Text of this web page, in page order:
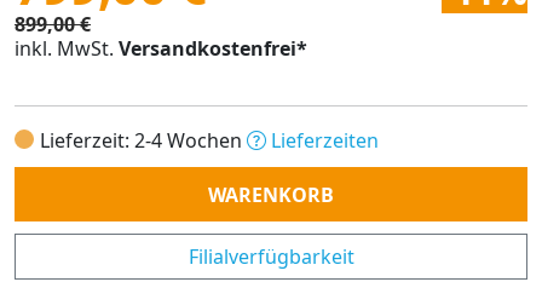
899,00 €
inkl. MwSt. Versandkostenfrei*
Lieferzeit: 2-4 Wochen
Lieferzeiten
Anzahl
WARENKORB
Filialverfügbarkeit